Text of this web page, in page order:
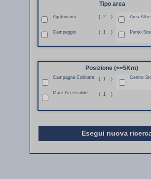
Tipo area
Agriturismo ( 2 ) Area
Campeggio ( 1 ) Punto
Posizione (<=5Km)
Campagna Collinare ( 1 ) Centro
Mare Accessibile ( 1 )
Esegui nuova